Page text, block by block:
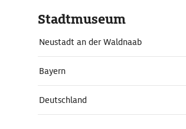
Stadtmuseum
Neustadt an der Waldnaab
Bayern
Deutschland